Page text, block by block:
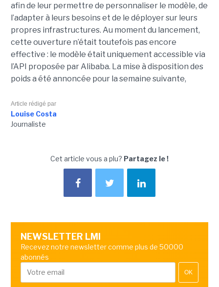
afin de leur permettre de personnaliser le modèle, de
l’adapter à leurs besoins et de le déployer sur leurs
propres infrastructures. Au moment du lancement,
cette ouverture n’était toutefois pas encore
effective : le modèle était uniquement accessible via
l’API proposée par Alibaba. La mise à disposition des
poids a été annoncée pour la semaine suivante,
Article rédigé par
Louise Costa
Journaliste
Cet article vous a plu? Partagez le !
NEWSLETTER LMI
Recevez notre newsletter comme plus de 50000
abonnés
OK